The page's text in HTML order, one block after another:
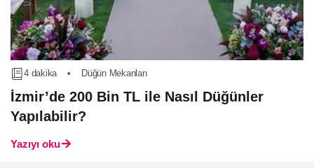
4 dakika • Düğün Mekanları
İzmir’de 200 Bin TL ile Nasıl Düğünler
Yapılabilir?
Yazıyı oku